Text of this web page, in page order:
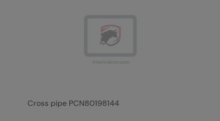
Cross pipe PCN80198144